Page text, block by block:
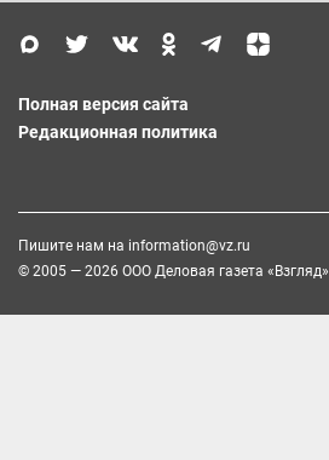
Полная версия сайта
Редакционная политика
Пишите нам на information@vz.ru
© 2005 — 2026 ООО Деловая газета «Взгляд»